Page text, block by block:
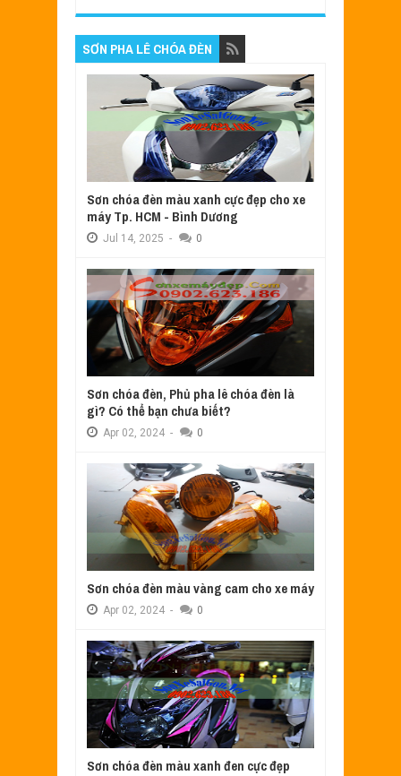
SƠN PHA LÊ CHÓA ĐÈN
Sơn chóa đèn màu xanh cực đẹp cho xe
máy Tp. HCM - Bình Dương
Jul 14, 2025 - 0
Sơn chóa đèn, Phủ pha lê chóa đèn là
gì? Có thể bạn chưa biết?
Apr 02, 2024 - 0
Sơn chóa đèn màu vàng cam cho xe máy
Apr 02, 2024 - 0
Sơn chóa đèn màu xanh đen cực đẹp